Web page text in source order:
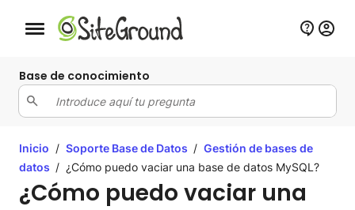
Botón de navegación móvil
Base de conocimiento
Inicio / Soporte Base de Datos / Gestión de bases de
datos / ¿Cómo puedo vaciar una base de datos MySQL?
¿Cómo puedo vaciar una